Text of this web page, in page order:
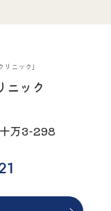
ニック」
ニック
万3-298